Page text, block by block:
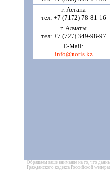
г. Астана
тел: +7 (7172) 78-81-16
г. Алматы
тел: +7 (727) 349-98-97
E-Mail:
info@notis.kz
Обращаем ваше внимание на то, что
Гражданского кодекса Российской